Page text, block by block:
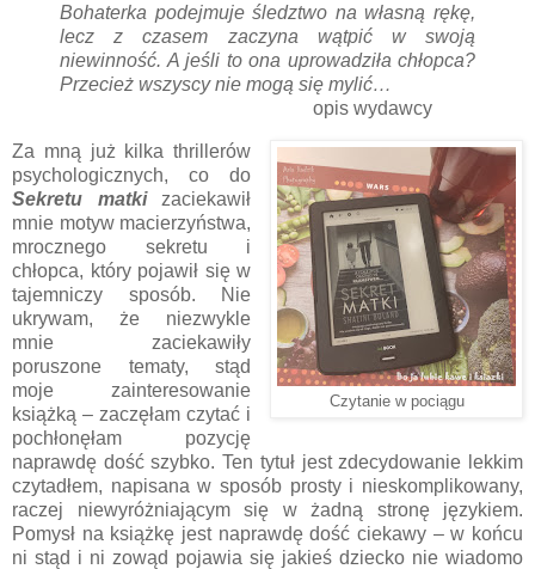
Bohaterka podejmuje śledztwo na własną rękę,
lecz z czasem zaczyna wątpić w swoją
niewinność. A jeśli to ona uprowadziła chłopca?
Przecież wszyscy nie mogą się mylić…
opis wydawcy
Czytanie w pociągu
Za mną już kilka thrillerów
psychologicznych, co do
Sekretu matkizaciekawił
mnie motyw macierzyństwa,
mrocznego sekretu i
chłopca, który pojawił się w
tajemniczy sposób. Nie
ukrywam, że niezwykle
mnie zaciekawiły
poruszone tematy, stąd
moje zainteresowanie
książką – zaczęłam czytać i
pochłonęłam pozycję
naprawdę dość szybko. Ten tytuł jest zdecydowanie lekkim
czytadłem, napisana w sposób prosty i nieskomplikowany,
raczej niewyróżniającym się w żadną stronę językiem.
Pomysł na książkę jest naprawdę dość ciekawy – w końcu
ni stąd i ni zowąd pojawia się jakieś dziecko nie wiadomo